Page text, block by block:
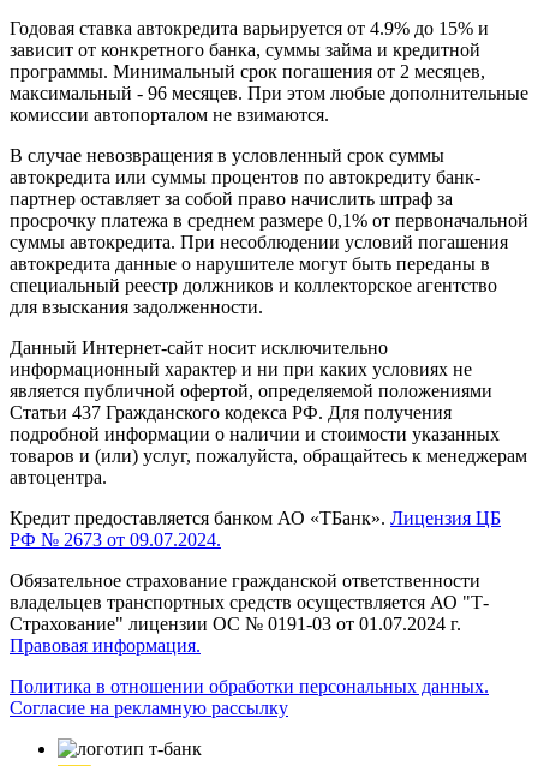
Годовая ставка автокредита варьируется от 4.9% до 15% и
зависит от конкретного банка, суммы займа и кредитной
программы. Минимальный срок погашения от 2 месяцев,
максимальный - 96 месяцев. При этом любые дополнительные
комиссии автопорталом не взимаются.
В случае невозвращения в условленный срок суммы
автокредита или суммы процентов по автокредиту банк-
партнер оставляет за собой право начислить штраф за
просрочку платежа в среднем размере 0,1% от первоначальной
суммы автокредита. При несоблюдении условий погашения
автокредита данные о нарушителе могут быть переданы в
специальный реестр должников и коллекторское агентство
для взыскания задолженности.
Данный Интернет-сайт носит исключительно
информационный характер и ни при каких условиях не
является публичной офертой, определяемой положениями
Статьи 437 Гражданского кодекса РФ. Для получения
подробной информации о наличии и стоимости указанных
товаров и (или) услуг, пожалуйста, обращайтесь к менеджерам
автоцентра.
Кредит предоставляется банком АО «ТБанк». Лицензия ЦБ
РФ № 2673 от 09.07.2024.
Обязательное страхование гражданской ответственности
владельцев транспортных средств осуществляется АО "Т-
Страхование" лицензии ОС № 0191-03 от 01.07.2024 г.
Правовая информация.
Политика в отношении обработки персональных данных.
Согласие на рекламную рассылку